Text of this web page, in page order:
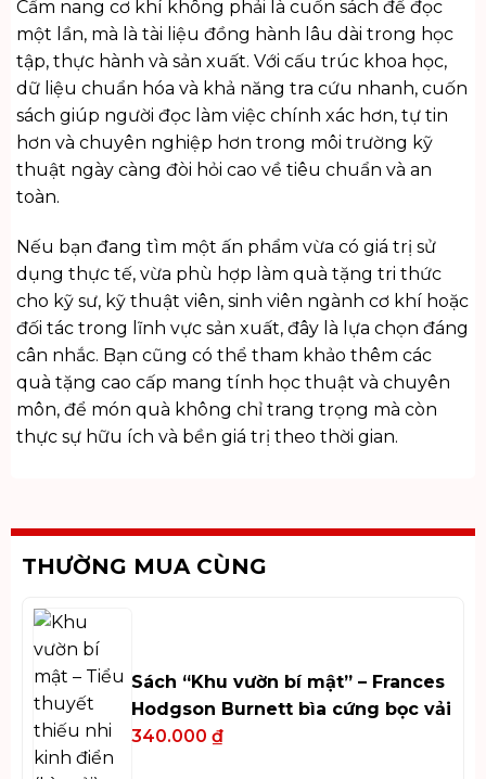
Cẩm nang cơ khí không phải là cuốn sách để đọc
một lần, mà là tài liệu đồng hành lâu dài trong học
tập, thực hành và sản xuất. Với cấu trúc khoa học,
dữ liệu chuẩn hóa và khả năng tra cứu nhanh, cuốn
sách giúp người đọc làm việc chính xác hơn, tự tin
hơn và chuyên nghiệp hơn trong môi trường kỹ
thuật ngày càng đòi hỏi cao về tiêu chuẩn và an
toàn.
Nếu bạn đang tìm một ấn phẩm vừa có giá trị sử
dụng thực tế, vừa phù hợp làm quà tặng tri thức
cho kỹ sư, kỹ thuật viên, sinh viên ngành cơ khí hoặc
đối tác trong lĩnh vực sản xuất, đây là lựa chọn đáng
cân nhắc. Bạn cũng có thể tham khảo thêm các
quà tặng cao cấp mang tính học thuật và chuyên
môn, để món quà không chỉ trang trọng mà còn
thực sự hữu ích và bền giá trị theo thời gian.
THƯỜNG MUA CÙNG
Sách “Khu vườn bí mật” – Frances
Hodgson Burnett bìa cứng bọc vải
340.000 ₫